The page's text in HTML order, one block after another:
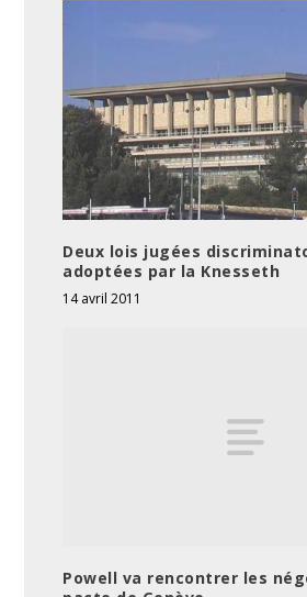
Deux lois jugées
adoptées par la Knesseth
14 avril 2011
Powell va rencontrer les